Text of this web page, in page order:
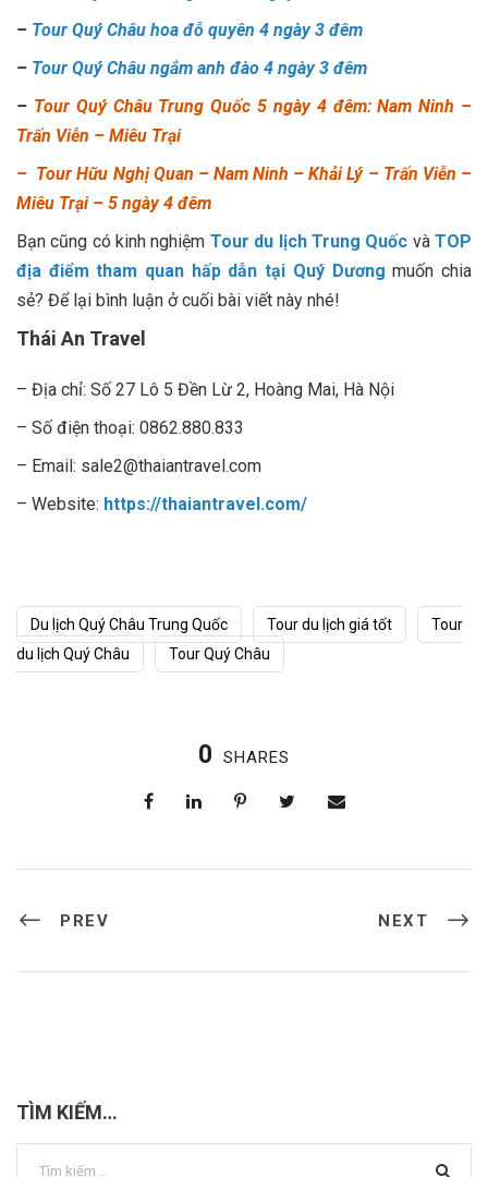
– Tour Quý Châu hoa đỗ quyên 4 ngày 3 đêm
– Tour Quý Châu ngắm anh đào 4 ngày 3 đêm
– Tour Quý Châu Trung Quốc 5 ngày 4 đêm: Nam Ninh –
Trấn Viễn – Miêu Trại
– Tour Hữu Nghị Quan – Nam Ninh – Khải Lý – Trấn Viễn –
Miêu Trại – 5 ngày 4 đêm
Bạn cũng có kinh nghiệm Tour du lịch Trung Quốc vàTOP
địa điểm tham quan hấp dẫn tại Quý Dương muốn chia
sẻ? Để lại bình luận ở cuối bài viết này nhé!
Thái An Travel
– Địa chỉ: Số 27 Lô 5 Đền Lừ 2, Hoàng Mai, Hà Nội
– Số điện thoại: 0862.880.833
– Email: sale2@thaiantravel.com
– Website: https://thaiantravel.com/
Du lịch Quý Châu Trung Quốc Tour du lịch giá tốt
Tour
du lịch Quý Châu
Tour Quý Châu
0 SHARES
PREV NEXT
TÌM KIẾM…